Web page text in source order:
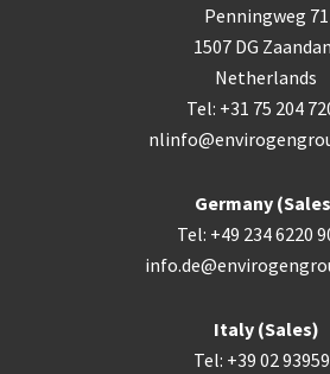
Penningweg 71
1507 DG
Netherlands
Tel: +31 75 204
Germany
Tel: +49 234 6220
Italy (Sales)
Tel: +39 02